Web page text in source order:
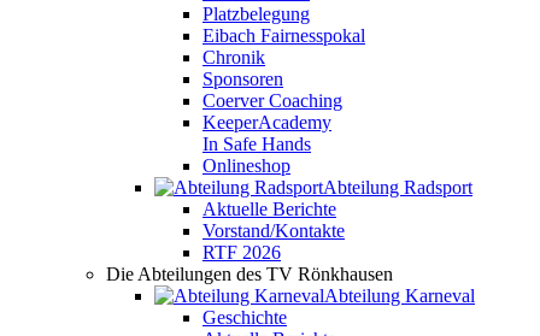
Platzbelegung
Eibach Fairnesspokal
Chronik
Sponsoren
Coerver Coaching
KeeperAcademy
In Safe Hands
Onlineshop
Abteilung Radsport
Aktuelle Berichte
Vorstand/Kontakte
RTF 2026
Die Abteilungen des TV Rönkhausen
Abteilung Karneval
Geschichte